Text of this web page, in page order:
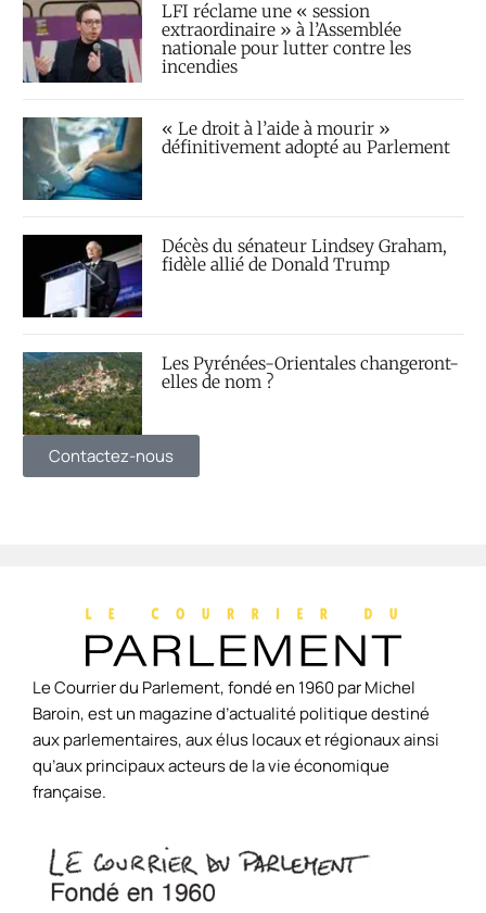
LFI réclame une « session
extraordinaire » à l’Assemblée
nationale pour lutter contre les
incendies
« Le droit à l’aide à mourir »
définitivement adopté au Parlement
Décès du sénateur Lindsey Graham,
fidèle allié de Donald Trump
Les Pyrénées-Orientales changeront-
elles de nom ?
Contactez-nous
Le Courrier du Parlement, fondé en 1960 par Michel
Baroin, est un magazine d’actualité politique destiné
aux parlementaires, aux élus locaux et régionaux ainsi
qu’aux principaux acteurs de la vie économique
française.